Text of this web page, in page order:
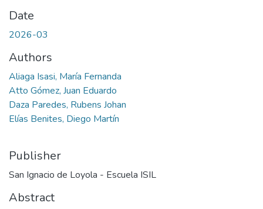
Date
2026-03
Authors
Aliaga Isasi, María Fernanda
Atto Gómez, Juan Eduardo
Daza Paredes, Rubens Johan
Elías Benites, Diego Martín
Publisher
San Ignacio de Loyola - Escuela ISIL
Abstract